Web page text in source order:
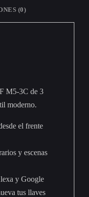
(0)
M5-3C de 3
moderno.
el frente
y escenas
y Google
tus llaves